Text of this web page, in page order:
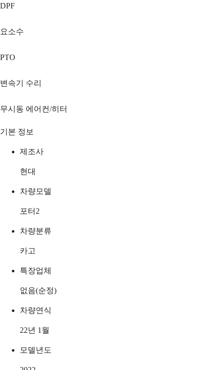
DPF
요소수
PTO
변속기 수리
무시동 에어컨/히터
기본 정보
제조사
현대
차량모델
포터2
차량분류
카고
특장업체
없음(순정)
차량연식
22년 1월
모델년도